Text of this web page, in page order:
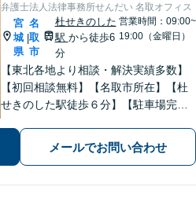
弁護士法人法律事務所せんだい 名取オフィス
宮
城
県
|
名
取
市
杜せきのした
駅 から徒歩6
分
営業時間：09:00~
19:00（金曜日）
【東北各地より相談・解決実績多数】
【初回相談無料】【名取市所在】【杜
せきのした駅徒歩６分】【駐車場完
日でも早く取り除き、穏やかな日常を
取り戻せるよう尽力いたします。【完
メールでお問い合わせ